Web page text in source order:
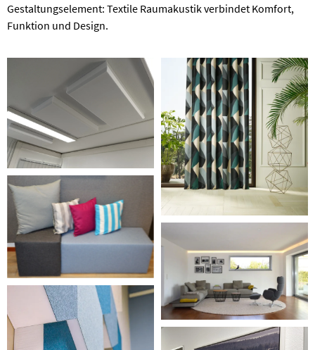
Gestaltungselement: Textile Raumakustik verbindet Komfort,
Funktion und Design.